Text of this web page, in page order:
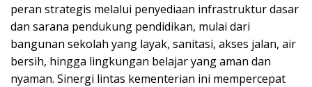
peran strategis melalui penyediaan infrastruktur dasar
dan sarana pendukung pendidikan, mulai dari
bangunan sekolah yang layak, sanitasi, akses jalan, air
bersih, hingga lingkungan belajar yang aman dan
nyaman. Sinergi lintas kementerian ini mempercepat